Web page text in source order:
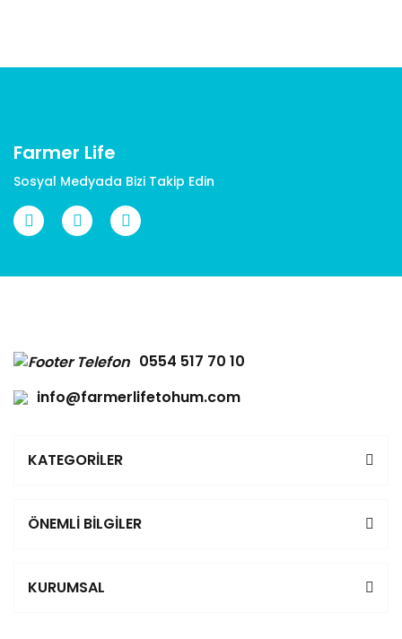
Farmer Life
Sosyal Medyada Bizi Takip Edin
0554 517 70 10
info@farmerlifetohum.com
KATEGORİLER
ÖNEMLİ BİLGİLER
KURUMSAL